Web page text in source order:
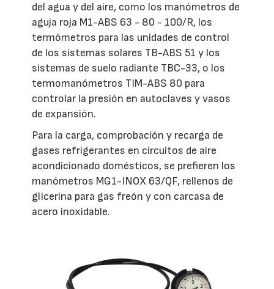
del agua y del aire, como los manómetros de
aguja roja M1-ABS 63 - 80 - 100/R, los
termómetros para las unidades de control
de los sistemas solares TB-ABS 51 y los
sistemas de suelo radiante TBC-33, o los
termomanómetros TIM-ABS 80 para
controlar la presión en autoclaves y vasos
de expansión.
Para la carga, comprobación y recarga de
gases refrigerantes en circuitos de aire
acondicionado domésticos, se prefieren los
manómetros MG1-INOX 63/QF, rellenos de
glicerina para gas freón y con carcasa de
acero inoxidable.